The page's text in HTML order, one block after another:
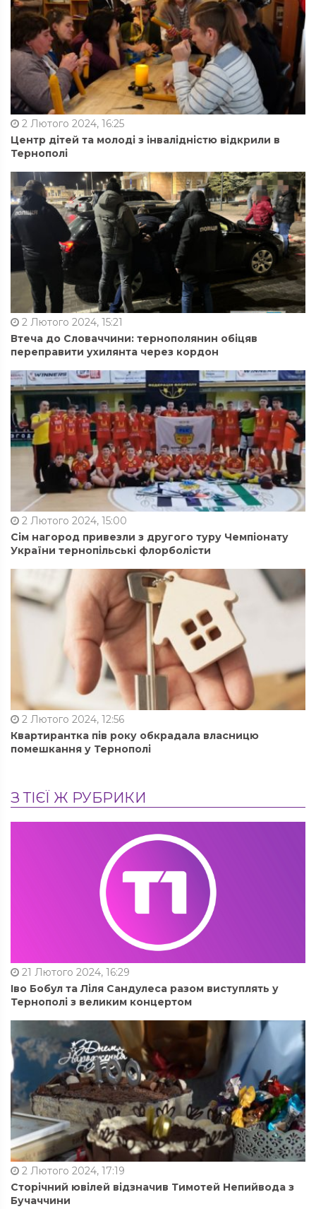
2 Лютого 2024, 16:25
Центр дітей та молоді з інвалідністю відкрили в
Тернополі
2 Лютого 2024, 15:21
Втеча до Словаччини: тернополянин обіцяв
переправити ухилянта через кордон
2 Лютого 2024, 15:00
Сім нагород привезли з другого туру Чемпіонату
України тернопільські флорболісти
2 Лютого 2024, 12:56
Квартирантка пів року обкрадала власницю
помешкання у Тернополі
З ТІЄЇ Ж РУБРИКИ
21 Лютого 2024, 16:29
Іво Бобул та Ліля Сандулеса разом виступлять у
Тернополі з великим концертом
2 Лютого 2024, 17:19
Сторічний ювілей відзначив Тимотей Непийвода з
Бучаччини